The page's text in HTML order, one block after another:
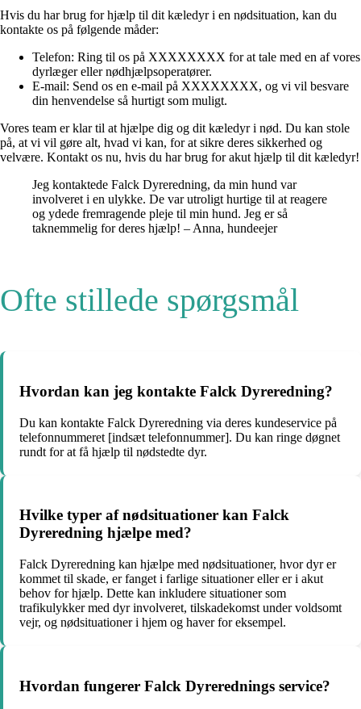
Hvis du har brug for hjælp til dit kæledyr i en nødsituation, kan du
kontakte os på følgende måder:
Telefon: Ring til os på XXXXXXXX for at tale med en af vores
dyrlæger eller nødhjælpsoperatører.
E-mail: Send os en e-mail på XXXXXXXX, og vi vil besvare
din henvendelse så hurtigt som muligt.
Vores team er klar til at hjælpe dig og dit kæledyr i nød. Du kan stole
på, at vi vil gøre alt, hvad vi kan, for at sikre deres sikkerhed og
velvære. Kontakt os nu, hvis du har brug for akut hjælp til dit kæledyr!
Jeg kontaktede Falck Dyreredning, da min hund var
involveret i en ulykke. De var utroligt hurtige til at reagere
og ydede fremragende pleje til min hund. Jeg er så
taknemmelig for deres hjælp! – Anna, hundeejer
Ofte stillede spørgsmål
Hvordan kan jeg kontakte Falck Dyreredning?
Du kan kontakte Falck Dyreredning via deres kundeservice på
telefonnummeret [indsæt telefonnummer]. Du kan ringe døgnet
rundt for at få hjælp til nødstedte dyr.
Hvilke typer af nødsituationer kan Falck
Dyreredning hjælpe med?
Falck Dyreredning kan hjælpe med nødsituationer, hvor dyr er
kommet til skade, er fanget i farlige situationer eller er i akut
behov for hjælp. Dette kan inkludere situationer som
trafikulykker med dyr involveret, tilskadekomst under voldsomt
vejr, og nødsituationer i hjem og haver for eksempel.
Hvordan fungerer Falck Dyrerednings service?